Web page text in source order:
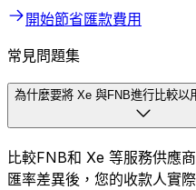
開始節省匯款費用
常見問題集
為什麼要將 Xe 與FNB進行比較以
比較FNB和 Xe 等服務供應
匯率差異後，您的收款人實